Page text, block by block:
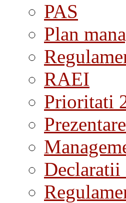
PAS
Plan
RAEI
Prioritati
Declaratii